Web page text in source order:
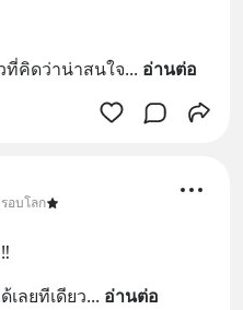
ที่คิดว่าน่าสนใจ... อ่านต่อ
อบโลก
เลยทีเดียว... อ่านต่อ